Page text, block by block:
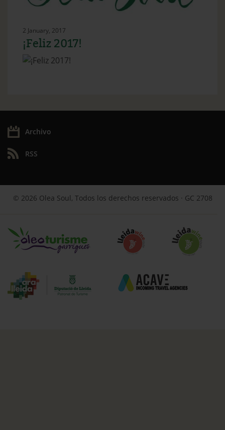
2 January, 2017
¡Feliz 2017!
Archivo
RSS
© 2026 Olea Soul, Todos los derechos reservados · GC 2708